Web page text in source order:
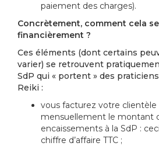
paiement des charges).
Concrètement, comment cela
financièrement ?
Ces éléments (dont certains
varier) se retrouvent
SdP qui « portent » des
Reiki :
vous facturez votre
mensuellement le montant
encaissements à la SdP :
chiffre d’affaire TTC ;